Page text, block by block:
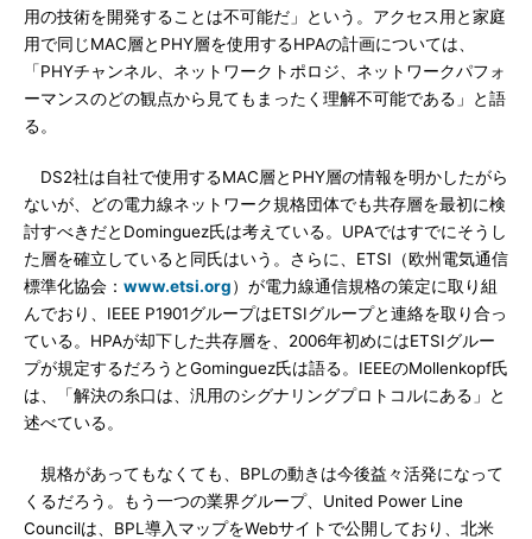
用の技術を開発することは不可能だ」という。アクセス用と家庭
用で同じMAC層とPHY層を使用するHPAの計画については、
「PHYチャンネル、ネットワークトポロジ、ネットワークパフォ
ーマンスのどの観点から見てもまったく理解不可能である」と語
る。
DS2社は自社で使用するMAC層とPHY層の情報を明かしたがら
ないが、どの電力線ネットワーク規格団体でも共存層を最初に検
討すべきだとDominguez氏は考えている。UPAではすでにそうし
た層を確立していると同氏はいう。さらに、ETSI（欧州電気通信
標準化協会： www.etsi.org）が電力線通信規格の策定に取り組
んでおり、IEEE P1901グループはETSIグループと連絡を取り合っ
ている。HPAが却下した共存層を、2006年初めにはETSIグルー
プが規定するだろうとGominguez氏は語る。IEEEのMollenkopf氏
は、「解決の糸口は、汎用のシグナリングプロトコルにある」と
述べている。
規格があってもなくても、BPLの動きは今後益々活発になって
くるだろう。もう一つの業界グループ、United Power Line
Councilは、BPL導入マップをWebサイトで公開しており、北米